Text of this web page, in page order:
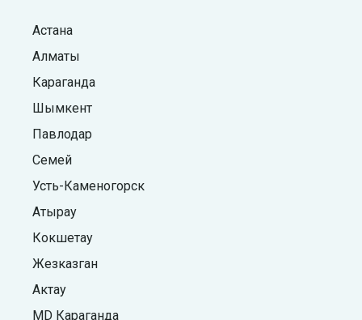
Астана
Алматы
Караганда
Шымкент
Павлодар
Семей
Усть-Каменогорск
Атырау
Кокшетау
Жезказган
Актау
MD Караганда